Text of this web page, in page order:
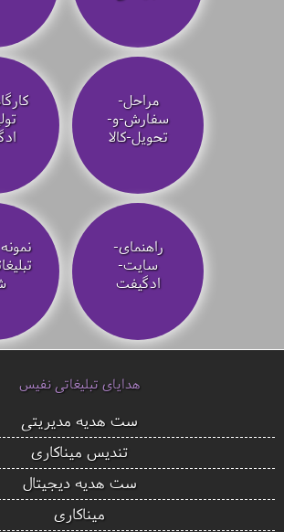
مراحل-
سفارش-و-
تحویل-کالا
راهنمای-
سایت-
ادگیفت
هدایای تبلیغاتی نفیس
ست هدیه مدیریتی
تندیس میناکاری
ست هدیه دیجیتال
میناکاری